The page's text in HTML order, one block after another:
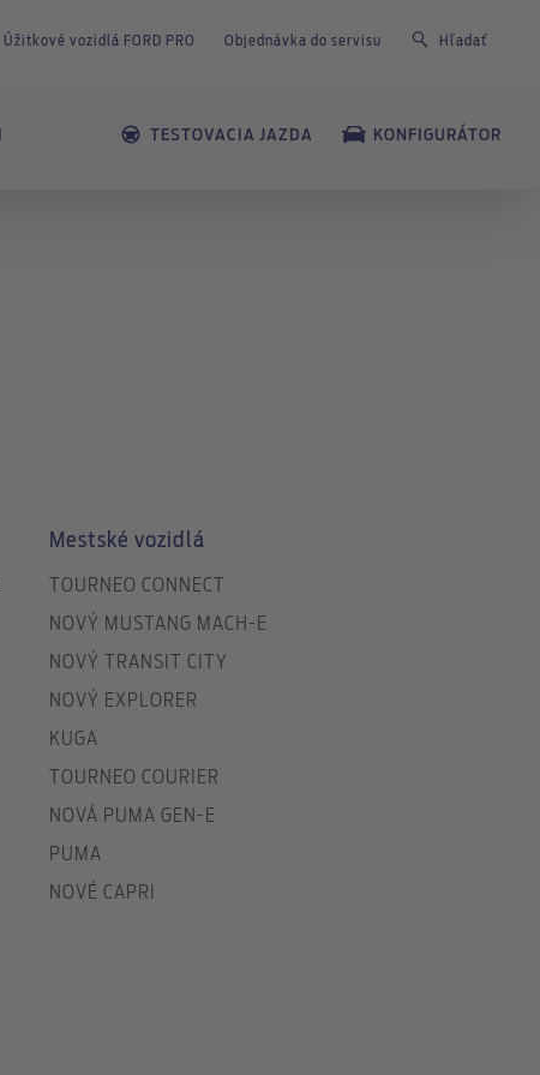
Úžitkové vozidlá FORD PRO Objednávka do servisu Hľadať
TESTOVACIA JAZDA KONFIGURÁTOR
Mestské vozidlá
TOURNEO CONNECT
NOVÝ MUSTANG MACH-E
NOVÝ TRANSIT CITY
NOVÝ EXPLORER
KUGA
TOURNEO COURIER
NOVÁ PUMA GEN-E
PUMA
NOVÉ CAPRI